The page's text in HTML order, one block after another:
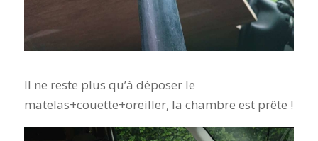
Il ne reste plus qu’à déposer le
matelas+couette+oreiller, la chambre est prête !